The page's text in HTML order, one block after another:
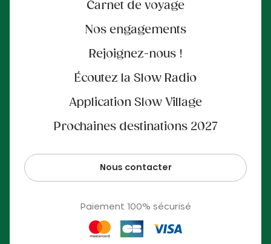
Carnet de voyage
Nos engagements
Rejoignez-nous !
Écoutez la Slow Radio
Application Slow Village
Prochaines destinations 2027
Nous contacter
Paiement 100% sécurisé